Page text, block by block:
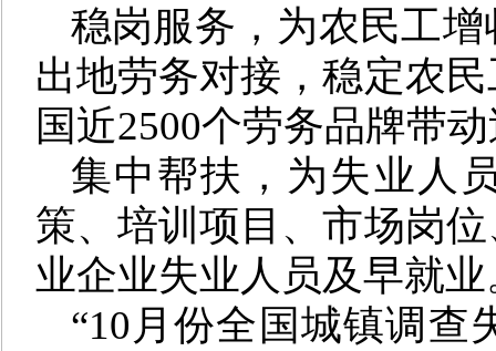
稳岗服务，为农民工
出地劳务对接，稳定农
国近2500个劳务品牌带
集中帮扶，为失业人
策、培训项目、市场岗
业企业失业人员及早就业
“10月份全国城镇调查